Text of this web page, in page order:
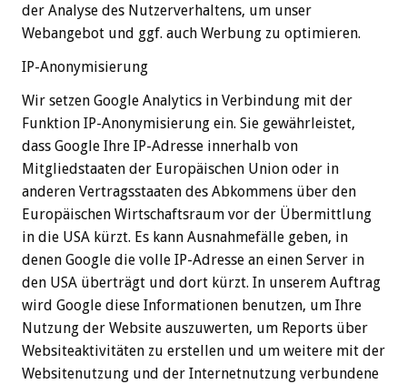
der Analyse des Nutzerverhaltens, um unser
Webangebot und ggf. auch Werbung zu optimieren.
IP-Anonymisierung
Wir setzen Google Analytics in Verbindung mit der
Funktion IP-Anonymisierung ein. Sie gewährleistet,
dass Google Ihre IP-Adresse innerhalb von
Mitgliedstaaten der Europäischen Union oder in
anderen Vertragsstaaten des Abkommens über den
Europäischen Wirtschaftsraum vor der Übermittlung
in die USA kürzt. Es kann Ausnahmefälle geben, in
denen Google die volle IP-Adresse an einen Server in
den USA überträgt und dort kürzt. In unserem Auftrag
wird Google diese Informationen benutzen, um Ihre
Nutzung der Website auszuwerten, um Reports über
Websiteaktivitäten zu erstellen und um weitere mit der
Websitenutzung und der Internetnutzung verbundene